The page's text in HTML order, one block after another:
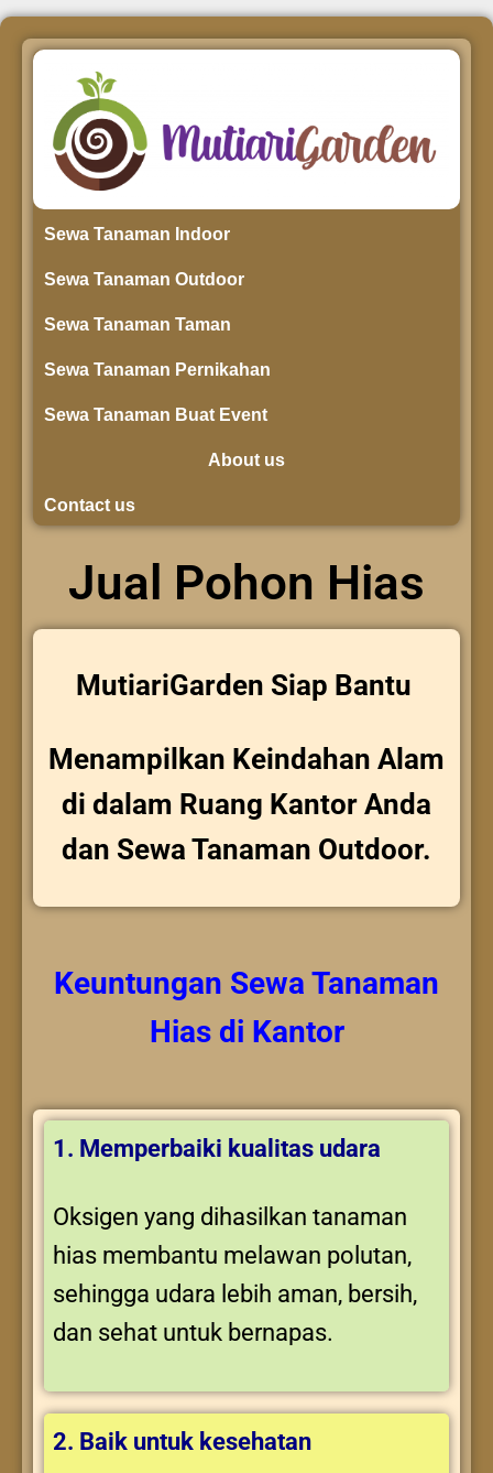
Sewa Tanaman Indoor
Sewa Tanaman Outdoor
Sewa Tanaman Taman
Sewa Tanaman Pernikahan
Sewa Tanaman Buat Event
About us
Contact us
Jual Pohon Hias
MutiariGarden Siap Bantu
Menampilkan Keindahan Alam
di dalam Ruang Kantor Anda
dan Sewa Tanaman Outdoor.
Keuntungan Sewa Tanaman
Hiasdi Kantor
1. Memperbaiki kualitas udara
Oksigen yang dihasilkan tanaman
hias membantu melawan polutan,
sehingga udara lebih aman, bersih,
dan sehat untuk bernapas.
2. Baik untuk kesehatan